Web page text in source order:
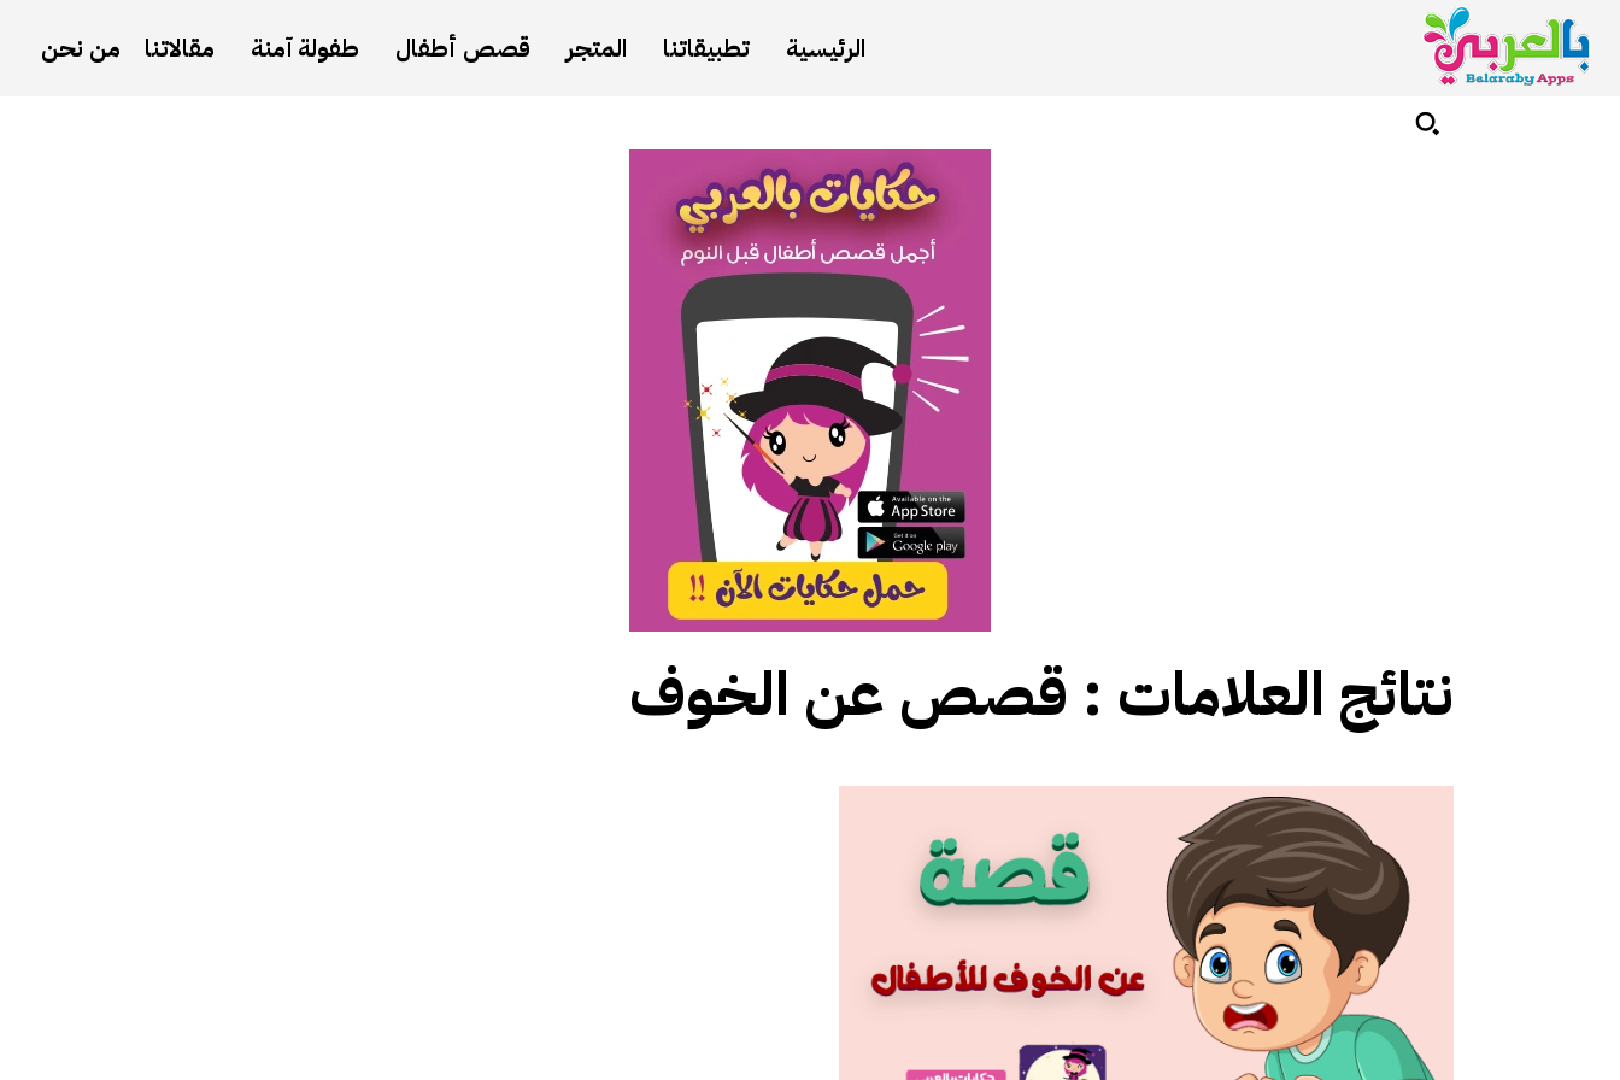
الرئيسية تطبيقاتنا المتجر قصص أطفال طفولة آمنة مقالاتنا من نحن
نتائج العلامات : قصص عن الخوف